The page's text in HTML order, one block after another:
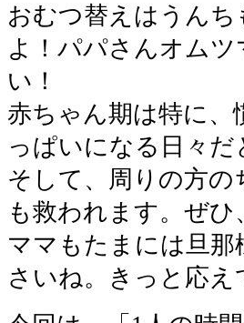
おむつ替えはうん
よ！パパさんオム
い！
赤ちゃん期は特に
っぱいになる日々だ
そして、周りの方
も救われます。ぜ
ママもたまには旦
さいね。きっと応